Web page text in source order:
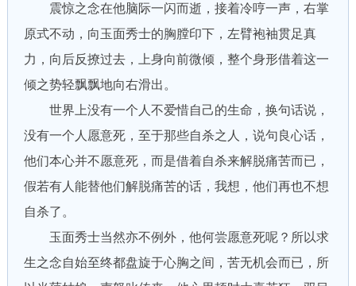
震惊之念在他脑际一闪而逝，接着冷哼一声，右掌
原式不动，向玉面秀士的胸膛印下，左臂袍袖贯足真
力，向后反撩过去，上身向前微倾，整个身形借着这一
倾之势轻飘飘地向右滑出。
世界上没有一个人不爱惜自己的生命，换句话说，
没有一个人愿意死，至于那些自杀之人，说句良心话，
他们本心并不愿意死，而是借着自杀来解脱痛苦而已，
假若有人能替他们解脱痛苦的话，我想，他们再也不想
自杀了。
玉面秀士当然亦不例外，他何尝愿意死呢？所以求
生之念自始至终都盘旋于心胸之间，苦无机会而已，所